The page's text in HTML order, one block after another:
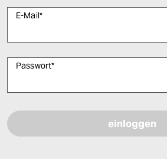
E-Mail*
Passwort*